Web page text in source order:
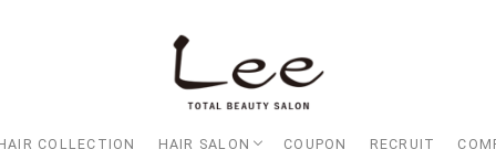
COLLECTION HAIR SALON COUPON RECRUIT